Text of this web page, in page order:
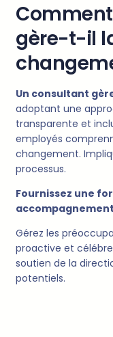
gère-t-il
Un consultant
adoptant une
transparente et
employés
changement.
processus.
Fournissez une
Gérez les
proactive et
soutien de la
potentiels.